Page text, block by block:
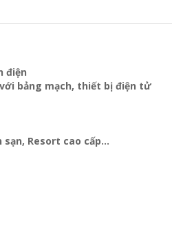
điện
bảng mạch, thiết bị điện tử
sạn, Resort cao cấp…